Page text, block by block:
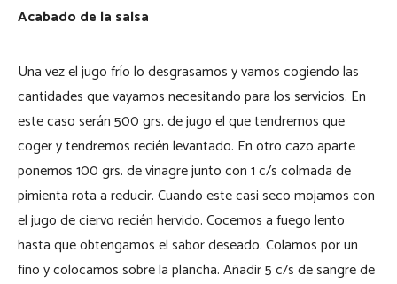
Acabado de la salsa
Una vez el jugo frío lo desgrasamos y vamos cogiendo las
cantidades que vayamos necesitando para los servicios. En
este caso serán 500 grs. de jugo el que tendremos que
coger y tendremos recién levantado. En otro cazo aparte
ponemos 100 grs. de vinagre junto con 1 c/s colmada de
pimienta rota a reducir. Cuando este casi seco mojamos con
el jugo de ciervo recién hervido. Cocemos a fuego lento
hasta que obtengamos el sabor deseado. Colamos por un
fino y colocamos sobre la plancha. Añadir 5 c/s de sangre de